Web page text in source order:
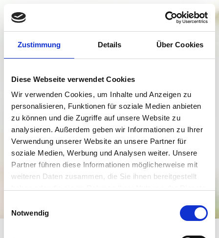
Zustimmung Details Über Cookies
Diese Webseite verwendet Cookies
Wir verwenden Cookies, um Inhalte und Anzeigen zu
personalisieren, Funktionen für soziale Medien anbieten
zu können und die Zugriffe auf unsere Website zu
analysieren. Außerdem geben wir Informationen zu Ihrer
Verwendung unserer Website an unsere Partner für
soziale Medien, Werbung und Analysen weiter. Unsere
Partner führen diese Informationen möglicherweise mit
weiteren Daten zusammen, die Sie ihnen bereitgestellt
Notwendig